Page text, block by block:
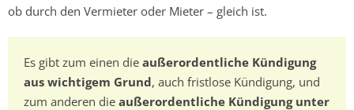
ob durch den Vermieter oder Mieter – gleich ist.
Es gibt zum einen die außerordentliche Kündigung
aus wichtigem Grund, auch fristlose Kündigung, und
zum anderen die außerordentliche Kündigung unter